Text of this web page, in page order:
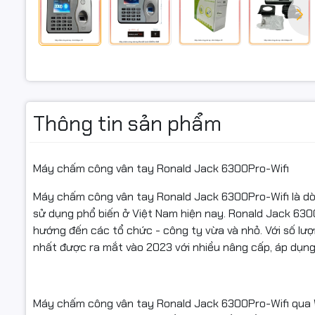
Thông tin sản phẩm
Máy chấm công vân tay Ronald Jack 6300Pro-Wifi
Máy chấm công vân tay Ronald Jack 6300Pro-Wifi là
sử dụng phổ biến ở Việt Nam hiện nay. Ronald Jack
hướng đến các tổ chức - công ty vừa và nhỏ. Với số
nhất được ra mắt vào 2023 với nhiều nâng cấp, áp
Máy chấm công vân tay Ronald Jack 6300Pro-Wifi
chính xác
Màn hình:
Công
Mỗi người
Dung
Có thể